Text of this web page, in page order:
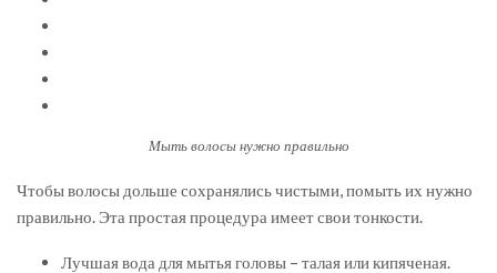
Мыть волосы нужно правильно
Чтобы волосы дольше сохранялись чистыми, помыть их нужно
правильно. Эта простая процедура имеет свои тонкости.
Лучшая вода для мытья головы – талая или кипяченая.